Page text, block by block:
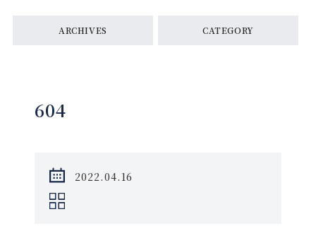
ARCHIVES CATEGORY
604
2022.04.16